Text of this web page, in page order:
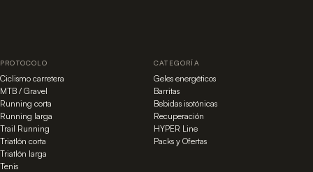
PROTOCOLO
Ciclismo carretera
MTB / Gravel
Running corta
Running larga
Trail Running
Triatlón corta
Triatlón larga
Tenis
CATEGORÍA
Geles energéticos
Barritas
Bebidas isotónicas
Recuperación
HYPER Line
Packs y Ofertas